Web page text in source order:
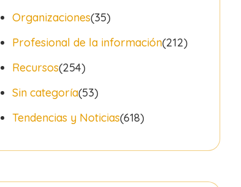
Organizaciones(35)
Profesional de la información(212)
Recursos(254)
Sin categoría(53)
Tendencias y Noticias(618)